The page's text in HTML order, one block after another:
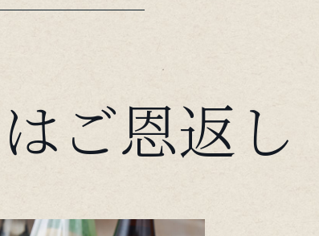
ご恩返し